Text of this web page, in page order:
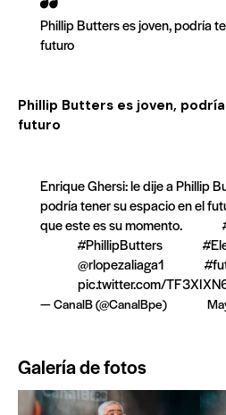
Phillip Butters es joven, podría
futuro
Phillip Butters es joven,
futuro
Enrique Ghersi: le dije a Phillip
podría tener su espacio en el
que este es su momento.
#PhillipButters
@rlopezaliaga1
pic.twitter.com/
— CanalB (@CanalBpe)
Galería de fotos